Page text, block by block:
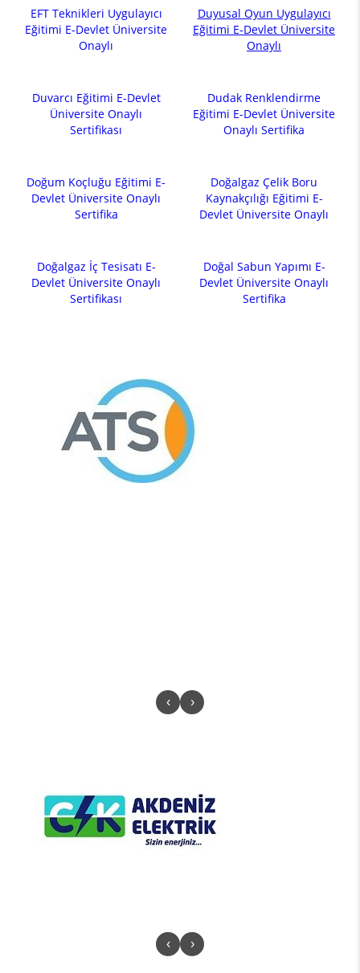
EFT Teknikleri Uygulayıcı
Eğitimi E-Devlet Üniversite
Onaylı
Duyusal Oyun Uygulayıcı
Eğitimi E-Devlet Üniversite
Onaylı
Duvarcı Eğitimi E-Devlet
Üniversite Onaylı
Sertifikası
Dudak Renklendirme
Eğitimi E-Devlet Üniversite
Onaylı Sertifika
Doğum Koçluğu Eğitimi E-
Devlet Üniversite Onaylı
Sertifika
Doğalgaz Çelik Boru
Kaynakçılığı Eğitimi E-
Devlet Üniversite Onaylı
Doğalgaz İç Tesisatı E-
Devlet Üniversite Onaylı
Sertifikası
Doğal Sabun Yapımı E-
Devlet Üniversite Onaylı
Sertifika
‹ ›
‹ ›